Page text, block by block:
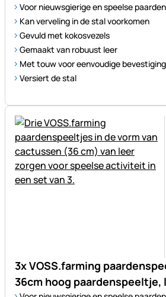
Voor nieuwsgierige en speelse paarden
Kan verveling in de stal voorkomen
Gevuld met kokosvezels
Gemaakt van robuust leer
Met touw voor eenvoudige bevestiging
Versiert de stal
3x VOSS.farming
36cm hoog paardenspeeltje,